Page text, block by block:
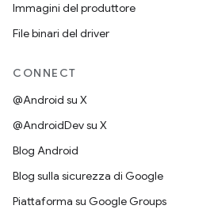
Immagini del produttore
File binari del driver
CONNECT
@Android su X
@AndroidDev su X
Blog Android
Blog sulla sicurezza di Google
Piattaforma su Google Groups